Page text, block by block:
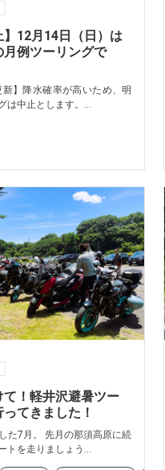
】12月14日（日）は
月例ツーリングで
新】降水確率が高いため、明
は中止とします。...
て！軽井沢避暑ツー
てきました！
た7月。 先月の那須高原に続
トを走りましょう...